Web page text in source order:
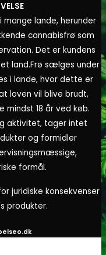
lande, herunder
cannabisfrø som
Det er kundens
land.Frø sælges under
i lande, hvor dette er
loven vil blive brudt,
mindst 18 år ved køb.
aktivitet, tager intet
og formidler
formål.
juridiske konsekvenser
produkter.